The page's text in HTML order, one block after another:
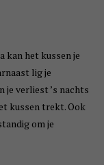
kan het kussen je
lig je
je verliest ’s nachts
kussen trekt. Ook
om je